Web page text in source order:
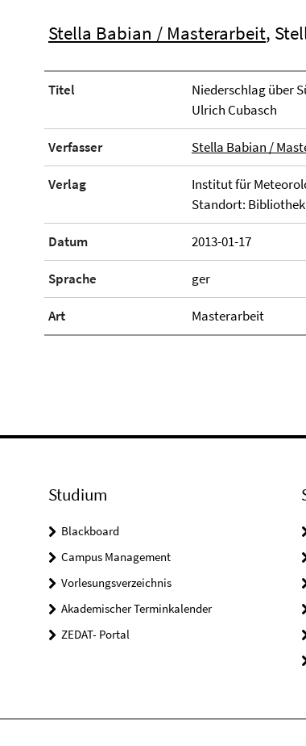
Stella Babian / Masterarbeit,
Titel
Niederschlag über
Ulrich Cubasch
Verfasser Stella Babian /
Verlag
Institut für
Standort: Bibliothek
Datum 2013-01-17
Sprache ger
Art Masterarbeit
Studium
Blackboard
Campus Management
Vorlesungsverzeichnis
Akademischer Terminkalender
ZEDAT- Portal